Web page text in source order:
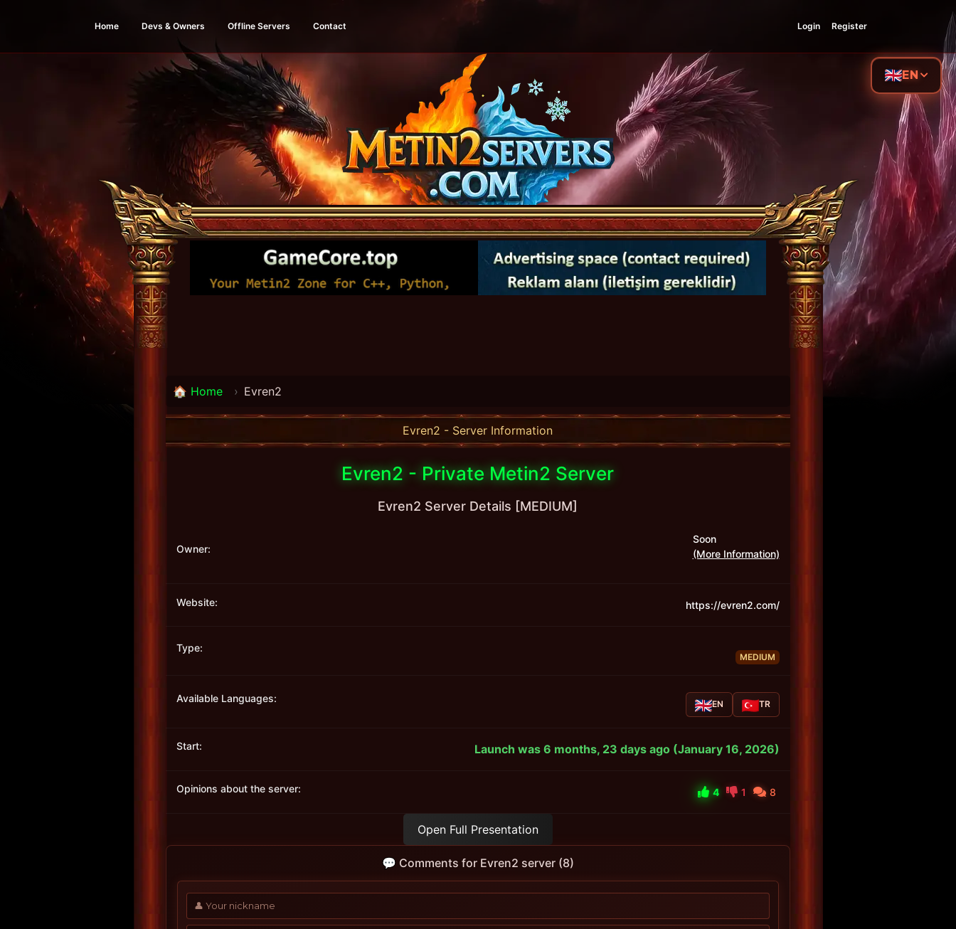
EN
Home Devs & Owners Offline Servers Contact Login Register
🏠 Home › Evren2
Evren2 - Server Information
Evren2 - Private Metin2 Server
Evren2 Server Details [MEDIUM]
Owner:
Soon
(More Information)
Website: https://evren2.com/
Type:
MEDIUM
Available Languages: EN TR
Start: Launch was 6 months, 23 days ago (January 16, 2026)
Opinions about the server: 4 1 8
Open Full Presentation
💬 Comments for Evren2 server (8)